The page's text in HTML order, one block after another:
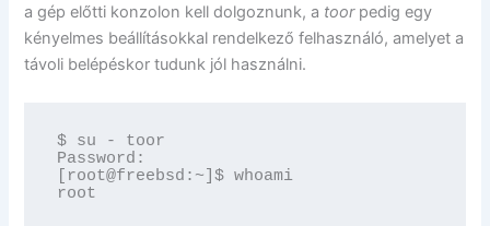
a gép előtti konzolon kell dolgoznunk, a toorpedig egy
kényelmes beállításokkal rendelkező felhasználó, amelyet a
távoli belépéskor tudunk jól használni.
$ su - toor
Password:
[root@freebsd:~]$ whoami
root